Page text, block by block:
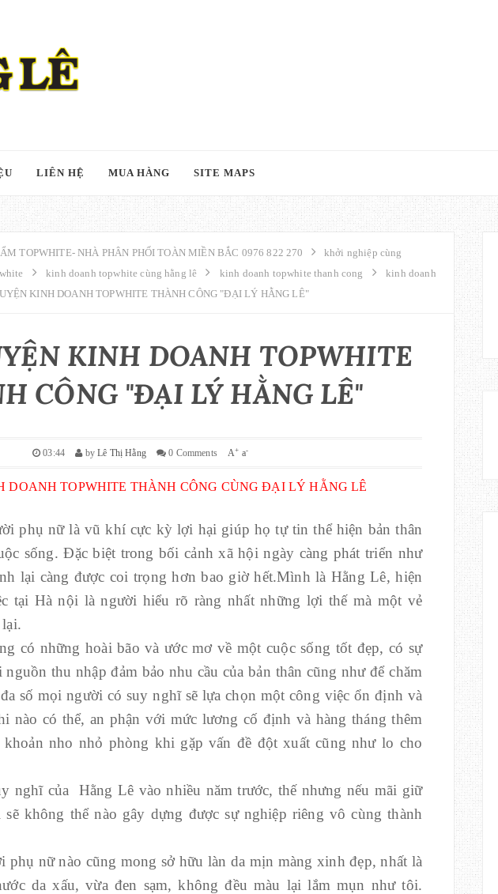
LIÊN HỆ MUA HÀNG SITE MAPS
TOPWHITE- NHÀ PHÂN PHỐI TOÀN MIỀN BẮC 0976 822 270
khởi nghiệp cùng
kinh doanh topwhite cùng hằng lê kinh doanh topwhite thanh cong
kinh doanh
KINH DOANH TOPWHITE THÀNH CÔNG "ĐẠI LÝ HẰNG LÊ"
KINH DOANH TOPWHITE
CÔNG "ĐẠI LÝ HẰNG LÊ"
03:44 byLê Thị Hằng 0 Comments A+ a-
DOANH TOPWHITE THÀNH CÔNG CÙNG ĐẠI LÝ HẰNG LÊ
phụ nữ là vũ khí cực kỳ lợi hại giúp họ tự tin thể hiện bản thân
sống. Đặc biệt trong bối cảnh xã hội ngày càng phát triển như
lại càng được coi trọng hơn bao giờ hết.Mình là Hằng Lê, hiện
tại Hà nội là người hiểu rõ ràng nhất những lợi thế mà một vẻ
có những hoài bão và ước mơ về một cuộc sống tốt đẹp, có sự
thu nhập đảm bảo nhu cầu của bản thân cũng như để chăm
số mọi người có suy nghĩ sẽ lựa chọn một công việc ổn định và
nào có thể, an phận với mức lương cố định và hàng tháng thêm
nho nhỏ phòng khi gặp vấn đề đột xuất cũng như lo cho
nghĩ của Hằng Lê vào nhiều năm trước, thế nhưng nếu mãi giữ
không thể nào gây dựng được sự nghiệp riêng vô cùng thành
phụ nữ nào cũng mong sở hữu làn da mịn màng xinh đẹp, nhất là
da xấu, vừa đen sạm, không đều màu lại lắm mụn như tôi.